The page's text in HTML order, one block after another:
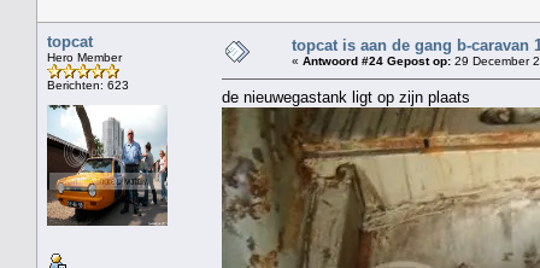
topcat
Hero Member
Berichten: 623
topcat is aan de gang b-caravan
« Antwoord #24 Gepost op: 29 December
de nieuwegastank ligt op zijn plaats